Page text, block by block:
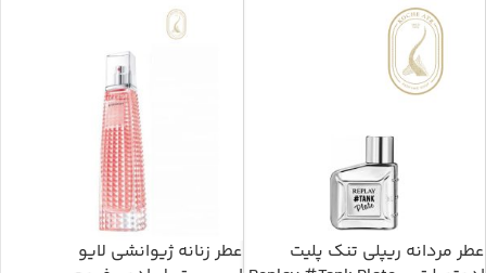
عطر مردانه ریپلی تنک پلیت
عطر زنانه ژیوانشی لایو